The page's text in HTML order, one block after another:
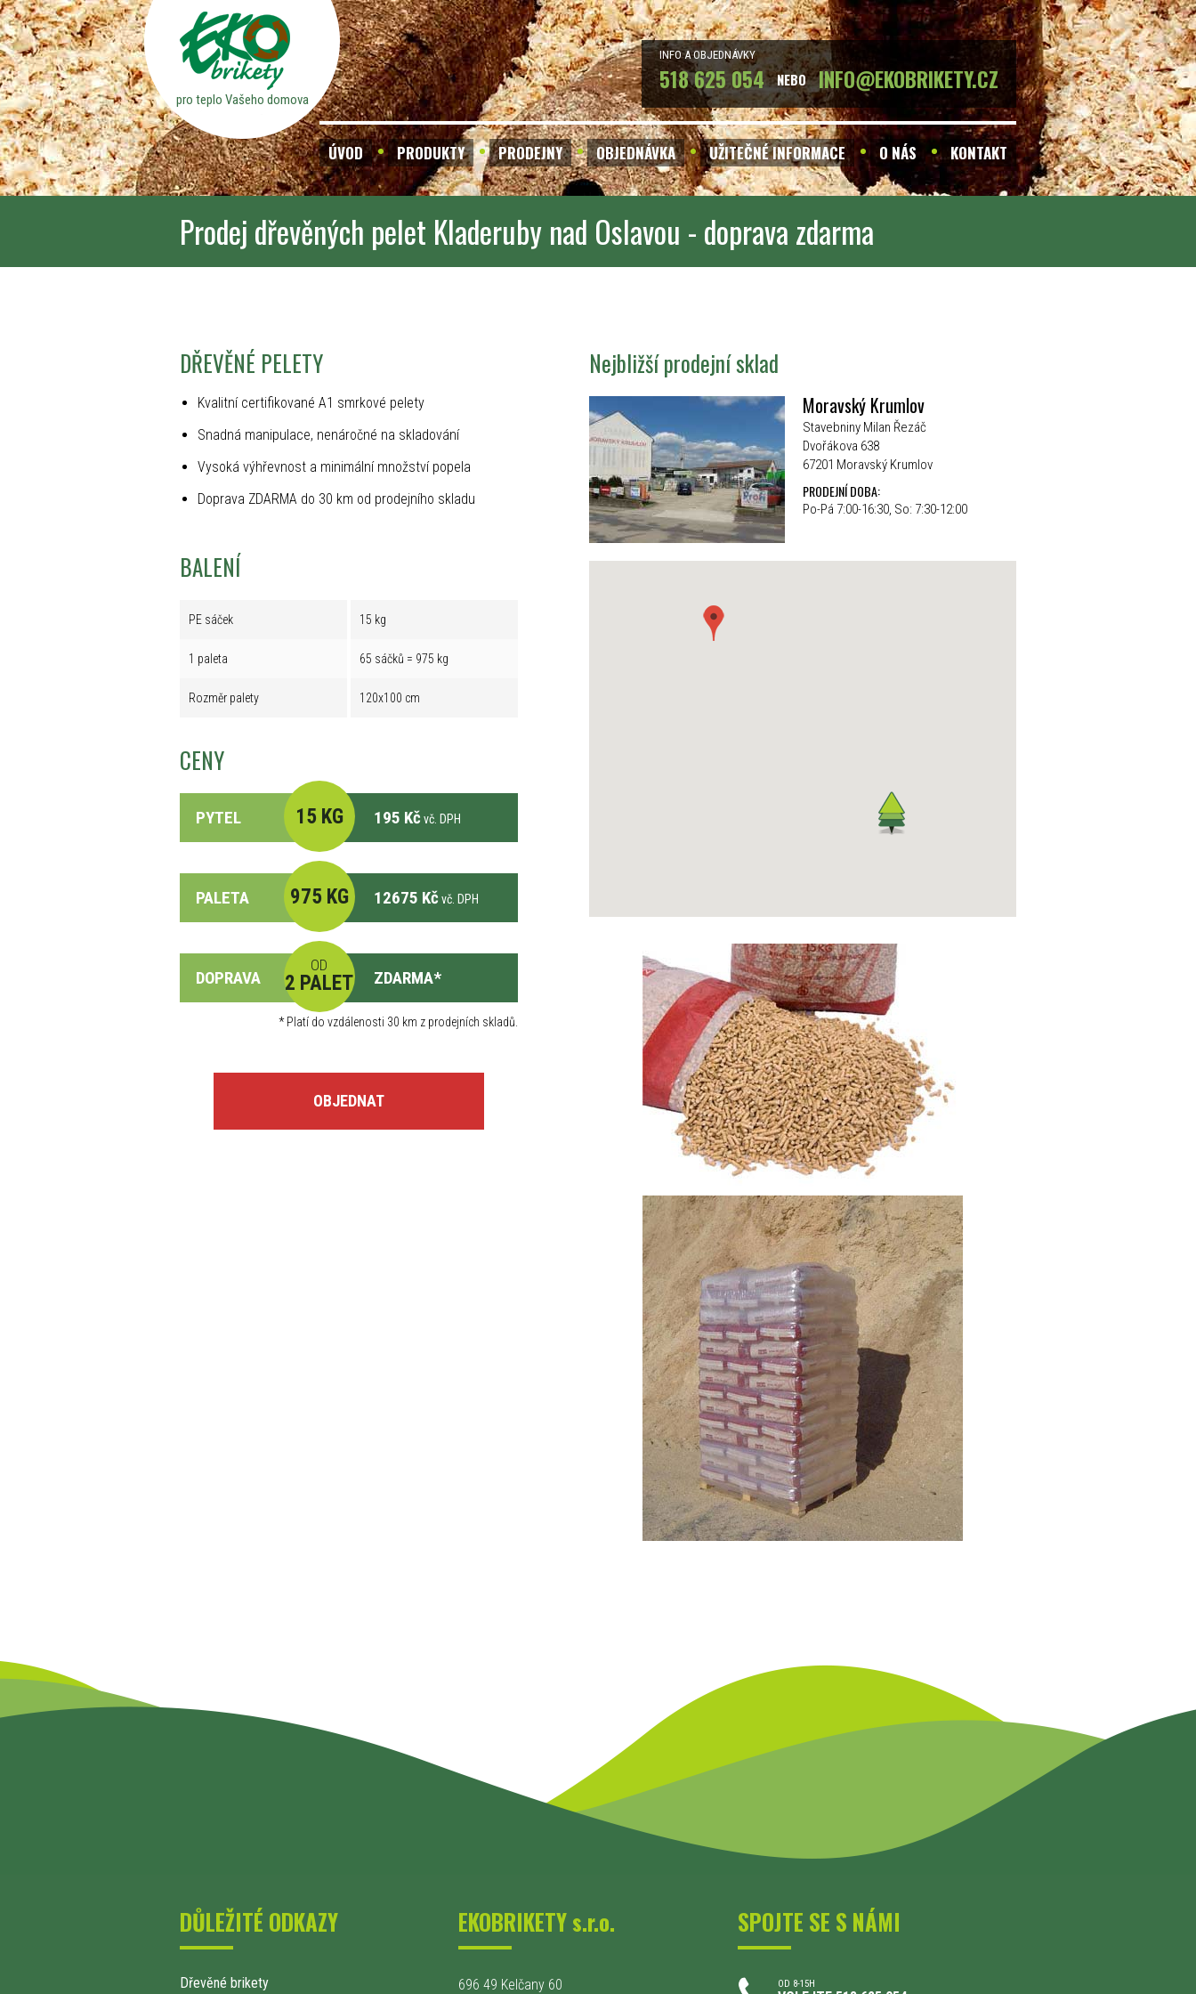
pro teplo Vašeho domova
INFO A OBJEDNÁVKY
518 625 054 NEBO INFO@EKOBRIKETY.CZ
ÚVOD PRODUKTY PRODEJNY OBJEDNÁVKA UŽITEČNÉ INFORMACE O NÁS KONTAKT
Prodej dřevěných pelet Kladeruby nad Oslavou - doprava zdarma
DŘEVĚNÉ PELETY
Kvalitní certifikované A1 smrkové pelety
Snadná manipulace, nenáročné na skladování
Vysoká výhřevnost a minimální množství popela
Doprava ZDARMA do 30 km od prodejního skladu
BALENÍ
PE sáček 15 kg
1 paleta 65 sáčků = 975 kg
Rozměr palety 120x100 cm
CENY
PYTEL 15 KG 195 Kč vč. DPH
PALETA 975 KG 12675 Kč vč. DPH
DOPRAVA
OD
2 PALET ZDARMA*
*Platí do vzdálenosti 30 km z prodejních skladů.
OBJEDNAT
Nejbližší prodejní sklad
Moravský Krumlov
Stavebniny Milan Řezáč
Dvořákova 638
67201 Moravský Krumlov
PRODEJNÍ DOBA:
Po-Pá 7:00-16:30, So: 7:30-12:00
DŮLEŽITÉ ODKAZY
Dřevěné brikety
EKOBRIKETY s.r.o.
696 49 Kelčany 60
SPOJTE SE S NÁMI
OD 8-15H